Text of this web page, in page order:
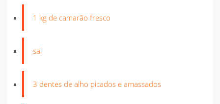
1 kg de camarão fresco
sal
3 dentes de alho picados e amassados